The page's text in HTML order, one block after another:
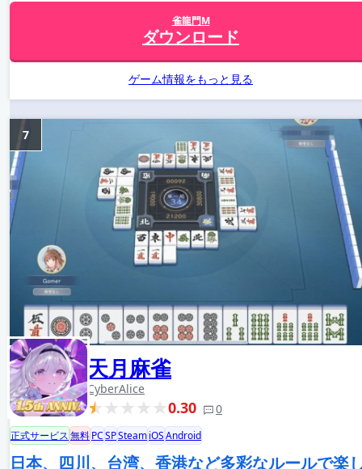
雀龍門M
ダウンロード
ゲーム情報をもっと見る
天月麻雀
CyberAlice
0.30 0
7
正式サービス無料PCSPSteamiOSAndroid
日本、四川、台湾、香港など多彩なルールで楽